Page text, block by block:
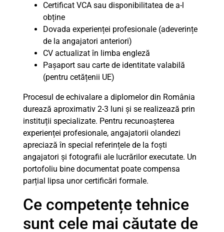
Certificat VCA sau disponibilitatea de a-l
obține
Dovada experienței profesionale (adeverințe
de la angajatori anteriori)
CV actualizat în limba engleză
Pașaport sau carte de identitate valabilă
(pentru cetățenii UE)
Procesul de echivalare a diplomelor din România
durează aproximativ 2-3 luni și se realizează prin
instituții specializate. Pentru recunoașterea
experienței profesionale, angajatorii olandezi
apreciază în special referințele de la foști
angajatori și fotografii ale lucrărilor executate. Un
portofoliu bine documentat poate compensa
parțial lipsa unor certificări formale.
Ce competențe tehnice
sunt cele mai căutate de